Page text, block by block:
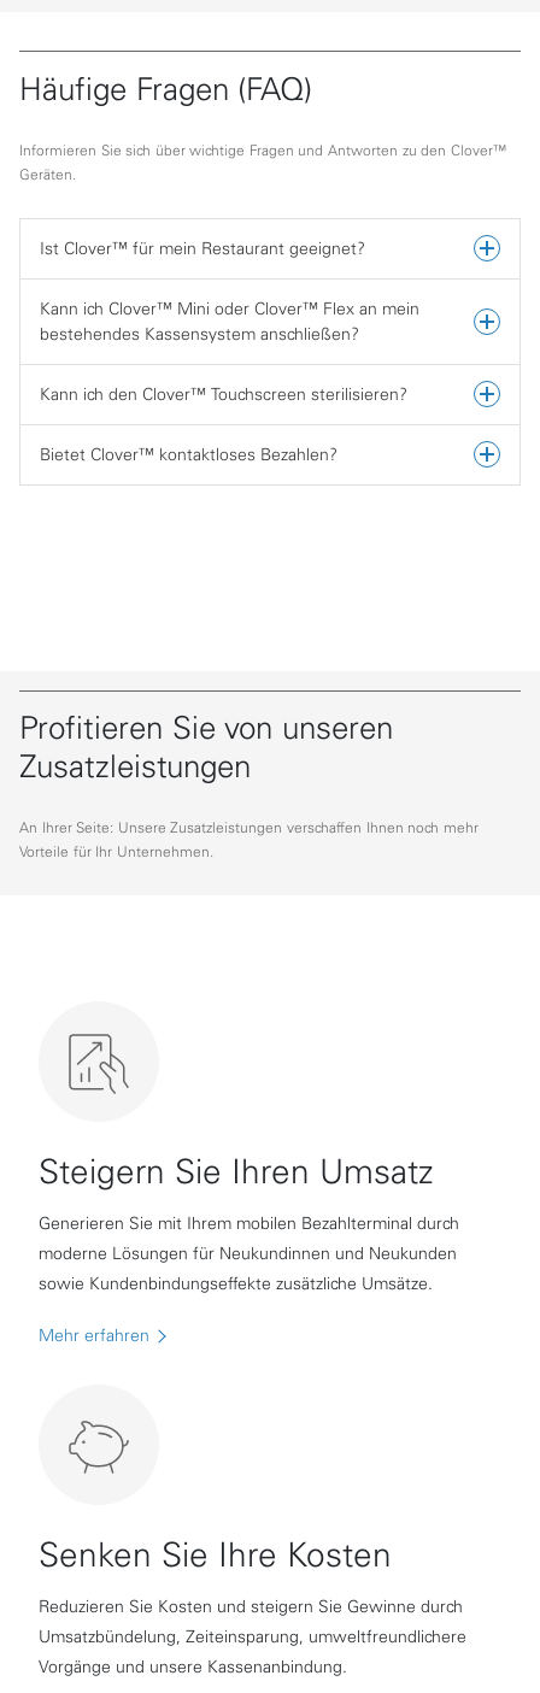
Häufige Fragen (FAQ)
Informieren Sie sich über wichtige Fragen und Antworten zu den Clover™
Geräten.
Ist Clover™ für mein Restaurant geeignet?
Kann ich Clover™ Mini oder Clover™ Flex an mein
bestehendes Kassensystem anschließen?
Kann ich den Clover™ Touchscreen sterilisieren?
Bietet Clover™ kontaktloses Bezahlen?
Profitieren Sie von unseren
Zusatzleistungen
An Ihrer Seite: Unsere Zusatzleistungen verschaffen Ihnen noch mehr
Vorteile für Ihr Unternehmen.
Steigern Sie Ihren Umsatz
Generieren Sie mit Ihrem mobilen Bezahlterminal durch
moderne Lösungen für Neukundinnen und Neukunden
sowie Kundenbindungseffekte zusätzliche Umsätze.
Mehr erfahren
Senken Sie Ihre Kosten
Reduzieren Sie Kosten und steigern Sie Gewinne durch
Umsatzbündelung, Zeiteinsparung, umweltfreundlichere
Vorgänge und unsere Kassenanbindung.